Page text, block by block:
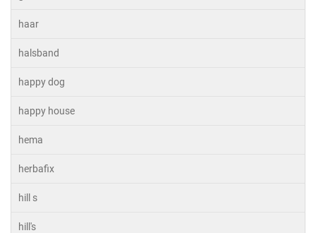
haar
halsband
happy dog
happy house
hema
herbafix
hill s
hill's